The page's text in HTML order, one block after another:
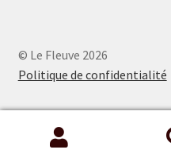
© Le Fleuve 2026
Politique de confidentialité
Recherche
Recherche